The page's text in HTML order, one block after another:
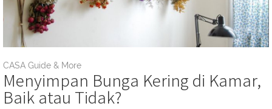
CASA Guide & More
Menyimpan Bunga Kering di Kamar,
Baik atau Tidak?